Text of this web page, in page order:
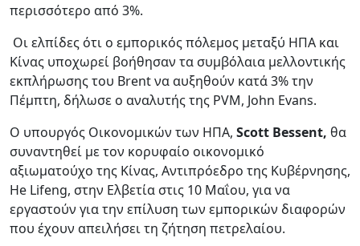
περισσότερο από 3%.
Οι ελπίδες ότι ο εμπορικός πόλεμος μεταξύ ΗΠΑ και
Κίνας υποχωρεί βοήθησαν τα συμβόλαια μελλοντικής
εκπλήρωσης του Brent να αυξηθούν κατά 3% την
Πέμπτη, δήλωσε ο αναλυτής της PVM, John Evans.
Ο υπουργός Οικονομικών των ΗΠΑ, Scott Bessent, θα
συναντηθεί με τον κορυφαίο οικονομικό
αξιωματούχο της Κίνας, Αντιπρόεδρο της Κυβέρνησης,
He Lifeng, στην Ελβετία στις 10 Μαΐου, για να
εργαστούν για την επίλυση των εμπορικών διαφορών
που έχουν απειλήσει τη ζήτηση πετρελαίου.